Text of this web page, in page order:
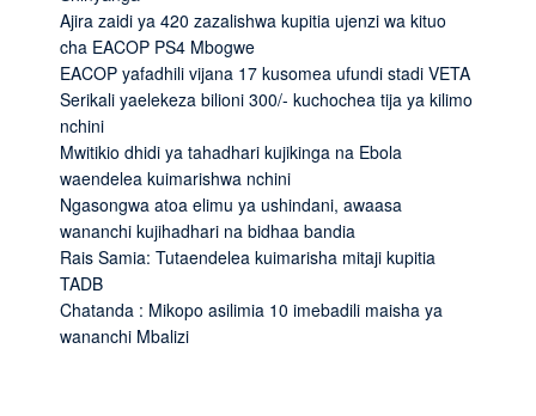
Ajira zaidi ya 420 zazalishwa kupitia ujenzi wa kituo
cha EACOP PS4 Mbogwe
EACOP yafadhili vijana 17 kusomea ufundi stadi VETA
Serikali yaelekeza bilioni 300/- kuchochea tija ya kilimo
nchini
Mwitikio dhidi ya tahadhari kujikinga na Ebola
waendelea kuimarishwa nchini
Ngasongwa atoa elimu ya ushindani, awaasa
wananchi kujihadhari na bidhaa bandia
Rais Samia: Tutaendelea kuimarisha mitaji kupitia
TADB
Chatanda : Mikopo asilimia 10 imebadili maisha ya
wananchi Mbalizi